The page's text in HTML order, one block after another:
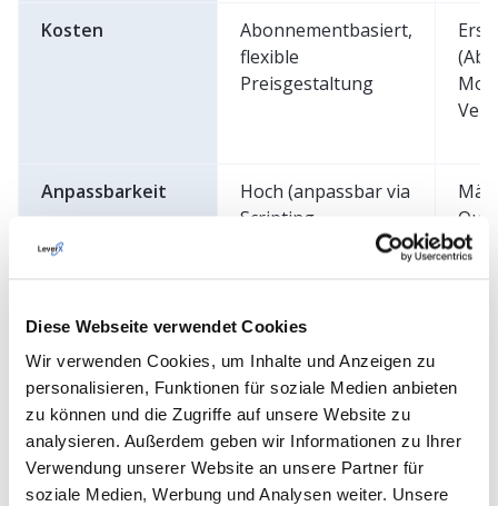
Diese Webseite verwendet Cookies
Wir verwenden Cookies, um Inhalte und Anzeigen zu
personalisieren, Funktionen für soziale Medien anbieten
zu können und die Zugriffe auf unsere Website zu
analysieren. Außerdem geben wir Informationen zu Ihrer
Verwendung unserer Website an unsere Partner für
soziale Medien, Werbung und Analysen weiter. Unsere
Kosten
Abonnementbasiert,
flexible
Preisgestaltung
Anpassbarkeit
Hoch (anpassbar via
Scripting,
Datenmodelle und
Wie Sie sehen können, gibt es nach wie vor
Unterschiede zwischen diesen Systemen, und
Unternehmen sollten je nach ihren Bedürfnissen und
Budgets eine Auswahl treffen. SAC, wahrscheinlich die
fortschrittlichste und vielseitigste cloud-basierte